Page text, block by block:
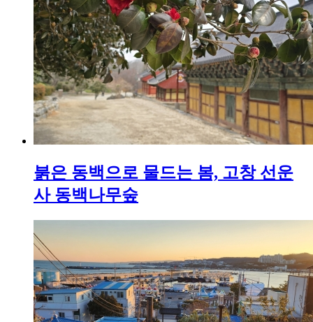
붉은 동백으로 물드는 봄, 고창 선운
사 동백나무숲